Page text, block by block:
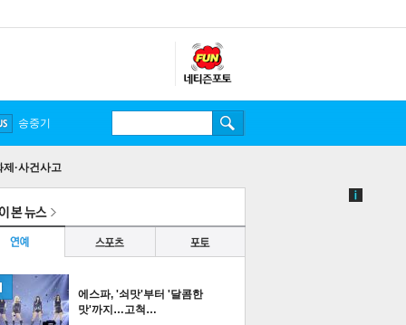
제·사건사고
송중기
에스파, '쇠맛'부터 '달콤한
맛'까지…고척…